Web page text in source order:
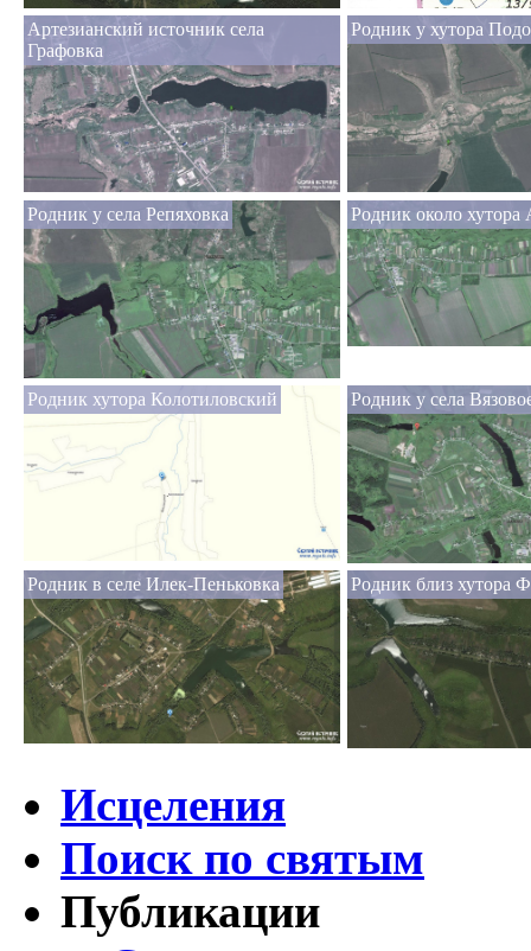
Артезианский источник села
Графовка
Родник у хутора
Родник у села Репяховка Родник около хутора
Родник хутора Колотиловский Родник у села
Родник в селе Илек-Пеньковка Родник близ хутора
Исцеления
Поиск по святым
Публикации